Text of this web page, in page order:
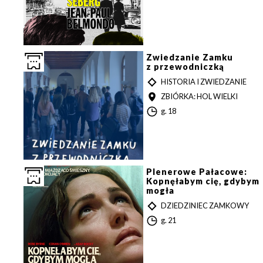
Zwiedzanie Zamku
z przewodniczką
T
Y
P
HISTORIA I ZWIEDZANIE
MIEJSCE
ZBIÓRKA: HOL WIELKI
G
a
g. 18
Plenerowe Pałacowe:
Kopnęłabym cię, gdybym
mogła
T
Y
P
DZIEDZINIEC ZAMKOWY
G
g. 21